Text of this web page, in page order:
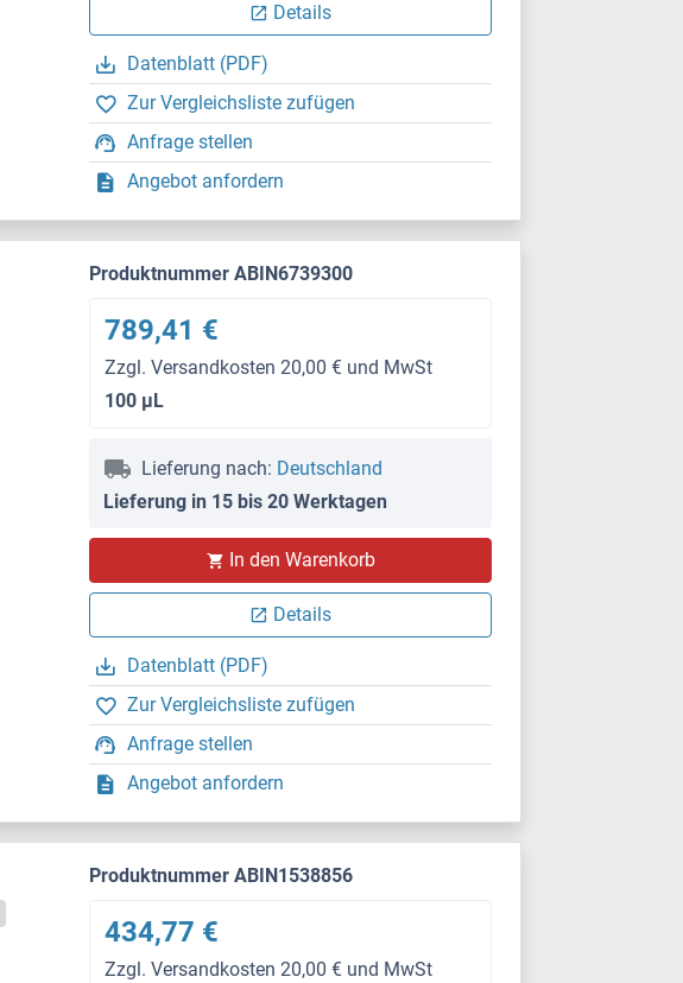
Details
Datenblatt (PDF)
Zur Vergleichsliste zufügen
Anfrage stellen
Angebot anfordern
Produktnummer ABIN6739300
789,41 €
Zzgl. Versandkosten 20,00 € und MwSt
100 μL
Lieferung nach: Deutschland
Lieferung in 15 bis 20 Werktagen
In den Warenkorb
Details
Datenblatt (PDF)
Zur Vergleichsliste zufügen
Anfrage stellen
Angebot anfordern
Produktnummer ABIN1538856
434,77 €
Zzgl. Versandkosten 20,00 € und MwSt